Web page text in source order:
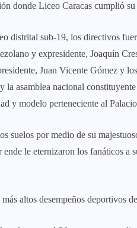
donde Liceo Caracas cumplió su
distrital sub-19, los directivos
y expresidente, Joaquín
Juan Vicente Gómez y
asamblea nacional
y modelo perteneciente al
suelos por medio de su
le eternizaron los fanáticos a
altos desempeños deportivos